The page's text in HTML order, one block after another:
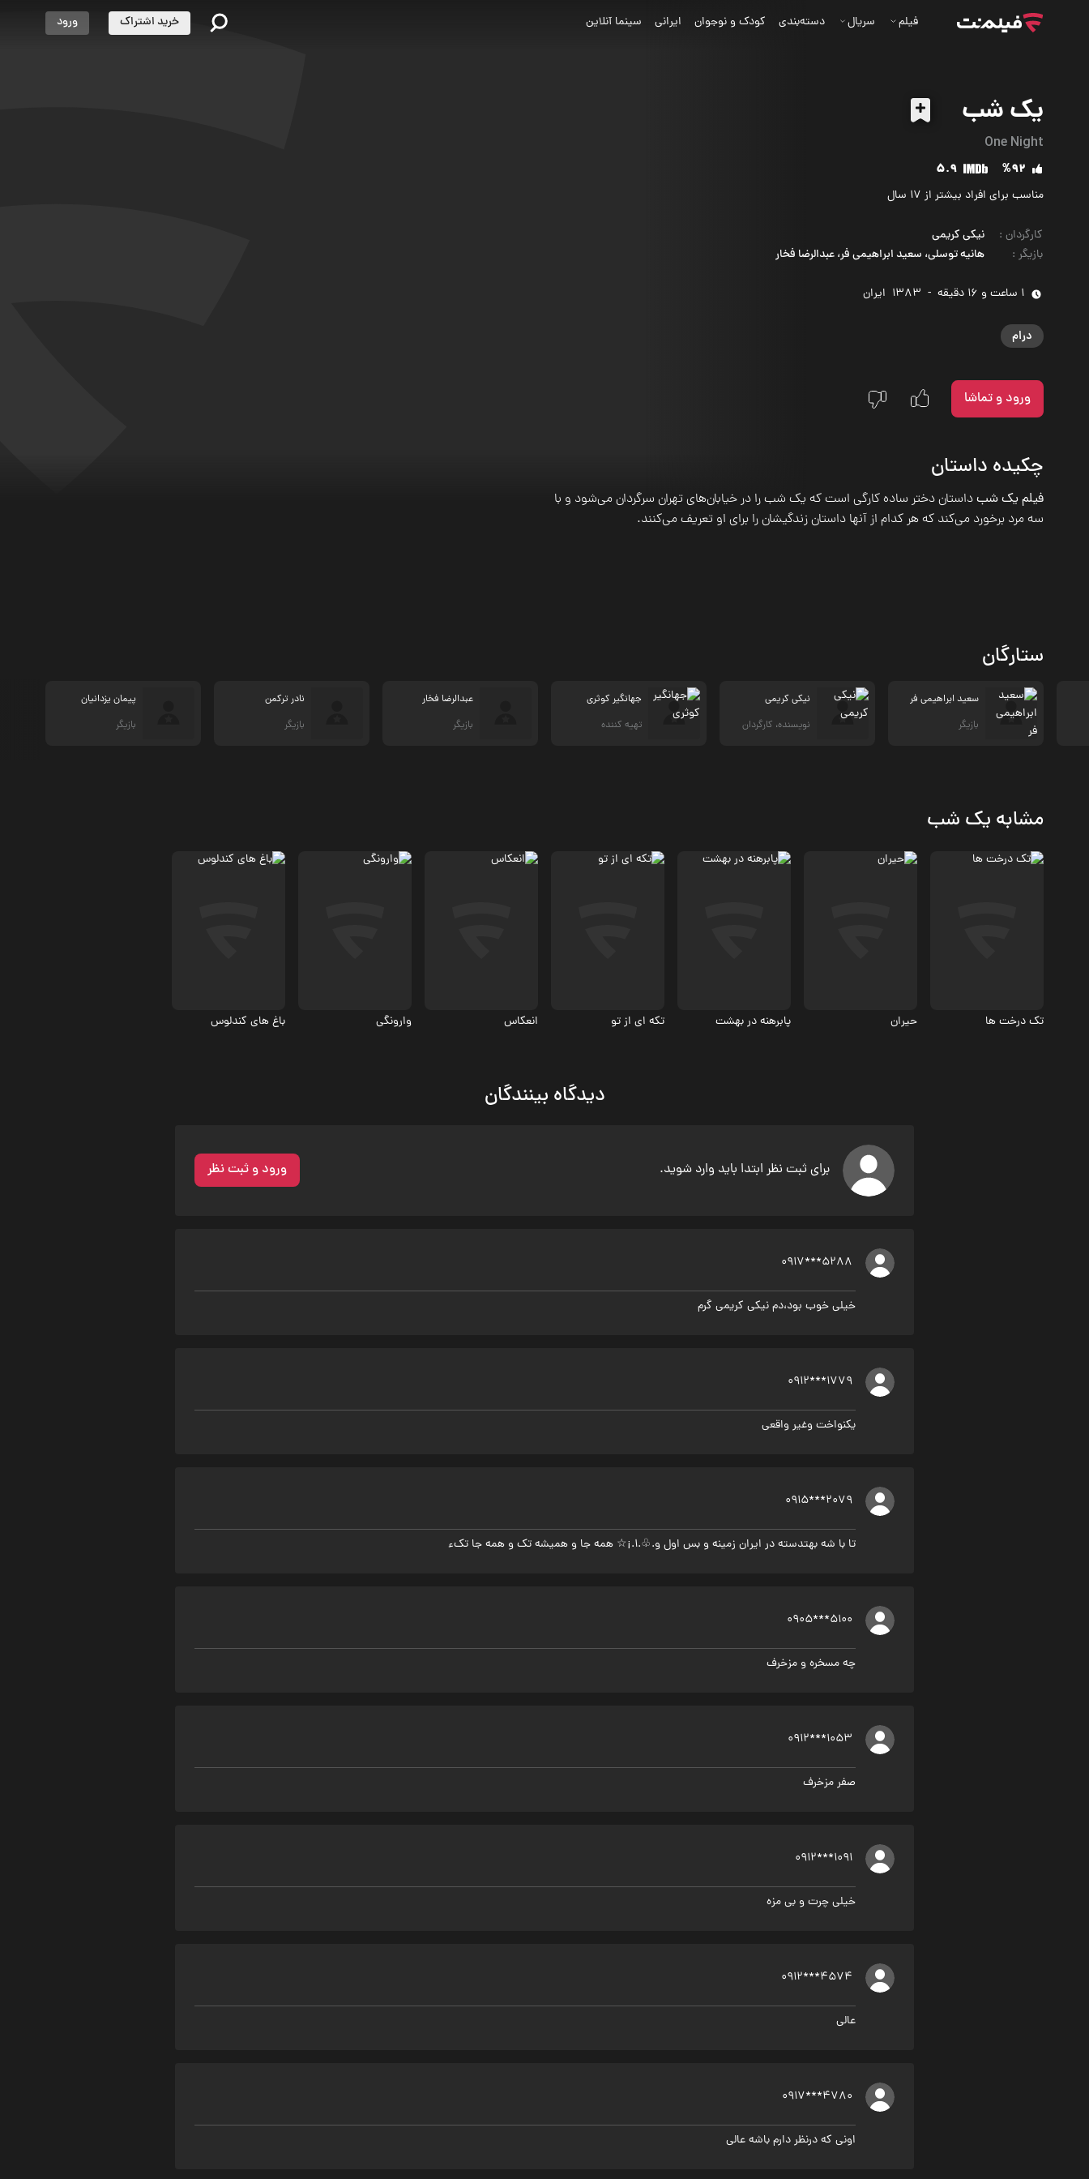
یک شب
One Night
%92
5.9
مناسب برای افراد بیشتر از 17 سال
کارگردان :
نیکی کریمی
بازیگر : هانیه توسلی، سعید ابراهیمی فر، عبدالرضا فخار
1 ساعت و 16 دقیقه -
1383 ‌ ایران
درام
ورود و تماشا
فیلم سریال دسته‌بندی کودک و نوجوان ایرانی سینما آنلاین خرید اشتراک ورود
چکیده داستان
فیلم یک شبداستان دختر ساده کارگی است که یک شب را در خیابان‌های تهران سرگردان می‌شود و با
سه مرد برخورد می‌کند که هر کدام از آنها داستان زندگیشان را برای او تعریف می‌کنند.
ستارگان
سعید ابراهیمی فر
بازیگر
نیکی کریمی
نویسنده، کارگردان
جهانگیر کوثری
تهیه کننده
عبدالرضا فخار
بازیگر
نادر ترکمن
بازیگر
پیمان یزدانیان
بازیگر
مشابه یک شب
تک درخت ها حیران پابرهنه در بهشت تکه ای از تو انعکاس وارونگی باغ های کندلوس
دیدگاه بینندگان
برای ثبت نظر ابتدا باید وارد شوید. ورود و ثبت نظر
0917***5288
خیلی خوب بود،دم نیکی کریمی گرم
0912***1779
یکنواخت وغیر واقعی
0915***2079
تا با شه بهتدسته در ایران زمینه و بس اول و.♧.1.¡☆ همه جا و همیشه تک و همه جا تکء
0905***5100
چه مسخره و مزخرف
0912***1053
صفر مزخرف
0912***1091
خیلی چرت و بی مزه
0912***4574
عالی
0917***4780
اونی که درنظر دارم باشه عالی